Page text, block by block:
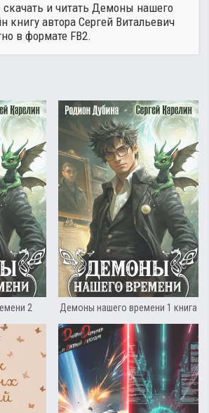
и читать Демоны нашего
книгу автора Сергей Витальевич
в формате FB2.
2 Демоны нашего времени 1 книга